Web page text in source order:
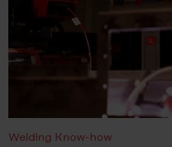
Welding Know-how